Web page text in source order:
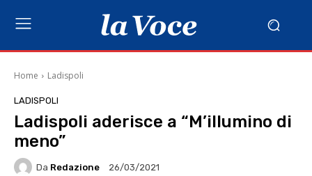
Home Ladispoli
LADISPOLI
Ladispoli aderisce a “M’illumino di
meno”
Da Redazione 26/03/2021